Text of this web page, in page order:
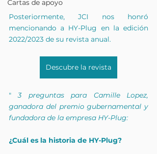
Cartas de apoyo
Posteriormente, JCI nos honró
mencionando a HY-Plug en la edición
2022/2023 de su revista anual.
Descubre la revista
" 3 preguntas para Camille Lopez,
ganadora del premio gubernamental y
fundadora de la empresa HY-Plug:
¿Cuál es la historia de HY-Plug?